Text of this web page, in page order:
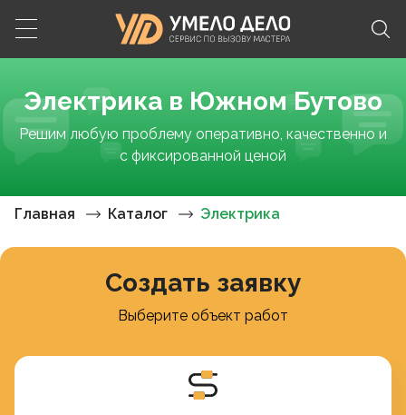
Электрика в Южном Бутово
Решим любую проблему оперативно, качественно и
с фиксированной ценой
Главная Каталог Электрика
Создать заявку
Выберите объект работ